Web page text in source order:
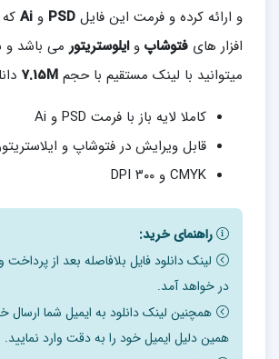
و ارائه کرده و فرمت این فایل PSD و Ai
افزار های فتوشاپ وایلوستریتورمی باشد و
میتوانید با لینک مستقیم با حجم 7.15M
کاملا لایه باز با فرمت PSD و Ai
قابل ویرایش در فتوشاپ و
CMYK و ۳۰۰ DPI
راهنمای خرید:
لینک دانلود فایل بلافاصله بعد از
در خواهد آمد.
همچنین لینک دانلود به ایمیل شما ارسال
همین دلیل ایمیل خود را به دقت وارد نمایید.